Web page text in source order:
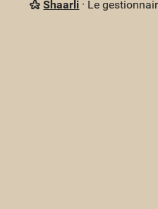
Shaarli · Le